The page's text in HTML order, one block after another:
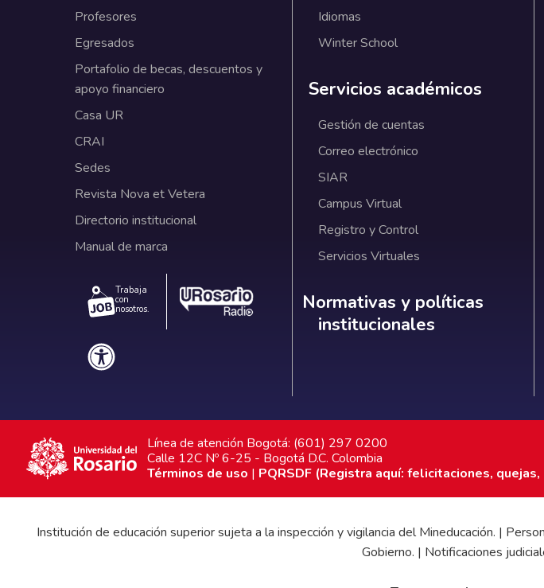
Profesores
Egresados
Portafolio de becas, descuentos y
apoyo financiero
Casa UR
CRAI
Sedes
Revista Nova et Vetera
Directorio institucional
Manual de marca
Trabaja
con
nosotros.
Idiomas
Winter School
Servicios académicos
Gestión de cuentas
Correo electrónico
SIAR
Campus Virtual
Registro y Control
Servicios Virtuales
Normativas y políticas
Normativas y políticas
institucionales
Línea de atención Bogotá: (601) 297 0200
Calle 12C Nº 6-25 - Bogotá D.C. Colombia
Términos de uso | PQRSDF (Registra aquí: felicitaciones,
Institución de educación superior sujeta a la inspección y vigilancia del Mineducación. |
Gobierno. | Notificaciones